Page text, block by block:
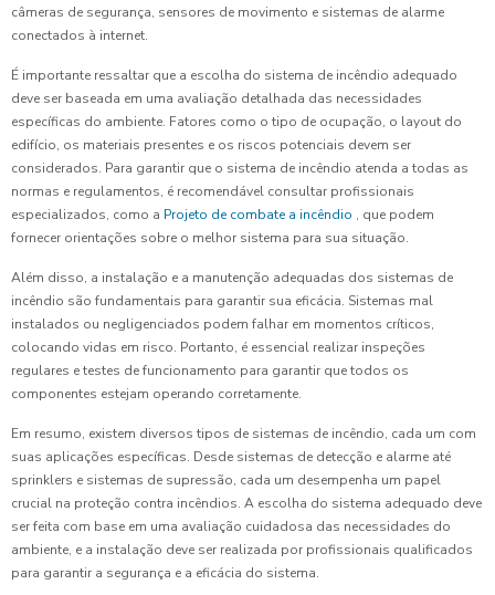
câmeras de segurança, sensores de movimento e sistemas de alarme
conectados à internet.
É importante ressaltar que a escolha do sistema de incêndio adequado
deve ser baseada em uma avaliação detalhada das necessidades
específicas do ambiente. Fatores como o tipo de ocupação, o layout do
edifício, os materiais presentes e os riscos potenciais devem ser
considerados. Para garantir que o sistema de incêndio atenda a todas as
normas e regulamentos, é recomendável consultar profissionais
especializados, como a Projeto de combate a incêndio , que podem
fornecer orientações sobre o melhor sistema para sua situação.
Além disso, a instalação e a manutenção adequadas dos sistemas de
incêndio são fundamentais para garantir sua eficácia. Sistemas mal
instalados ou negligenciados podem falhar em momentos críticos,
colocando vidas em risco. Portanto, é essencial realizar inspeções
regulares e testes de funcionamento para garantir que todos os
componentes estejam operando corretamente.
Em resumo, existem diversos tipos de sistemas de incêndio, cada um com
suas aplicações específicas. Desde sistemas de detecção e alarme até
sprinklers e sistemas de supressão, cada um desempenha um papel
crucial na proteção contra incêndios. A escolha do sistema adequado deve
ser feita com base em uma avaliação cuidadosa das necessidades do
ambiente, e a instalação deve ser realizada por profissionais qualificados
para garantir a segurança e a eficácia do sistema.